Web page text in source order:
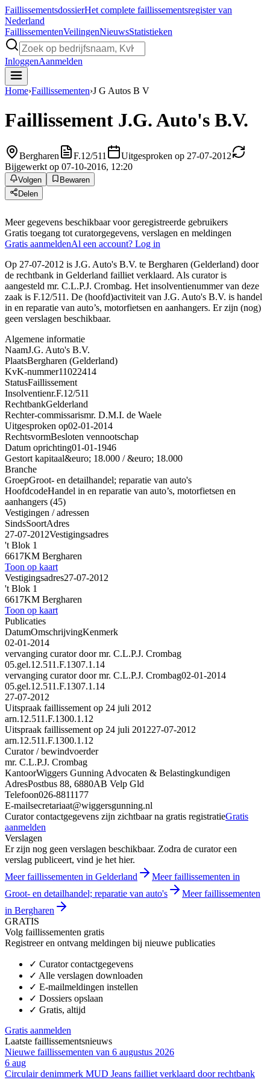
FaillissementsdossierHet complete faillissementsregister van
Nederland
FaillissementenVeilingenNieuwsStatistieken
InloggenAanmelden
Home›Faillissementen›J G Autos B V
Faillissement J.G. Auto's B.V.
Bergharen F.12/511
Uitgesproken op 27-07-2012
Bijgewerkt op 07-10-2016, 12:20
Volgen
Bewaren
Delen
Meer gegevens beschikbaar voor geregistreerde gebruikers
Gratis toegang tot curatorgegevens, verslagen en meldingen
Gratis aanmeldenAl een account? Log in
Op 27-07-2012 is J.G. Auto's B.V. te Bergharen (Gelderland) door
de rechtbank in Gelderland failliet verklaard. Als curator is
aangesteld mr. C.L.P.J. Crombag. Het insolventienummer van deze
zaak is F.12/511. De (hoofd)activiteit van J.G. Auto's B.V. is handel
in en reparatie van auto’s, motorfietsen en aanhangers. Er zijn (nog)
geen verslagen beschikbaar.
Algemene informatie
NaamJ.G. Auto's B.V.
PlaatsBergharen (Gelderland)
KvK-nummer11022414
StatusFaillissement
Insolventienr.F.12/511
RechtbankGelderland
Rechter-commissarismr. D.M.I. de Waele
Uitgesproken op02-01-2014
RechtsvormBesloten vennootschap
Datum oprichting01-01-1946
Gestort kapitaal&euro; 18.000 / &euro; 18.000
Branche
GroepGroot- en detailhandel; reparatie van auto's
HoofdcodeHandel in en reparatie van auto’s, motorfietsen en
aanhangers (45)
Vestigingen / adressen
SindsSoortAdres
27-07-2012Vestigingsadres
't Blok 1
6617KM Bergharen
Toon op kaart
Vestigingsadres27-07-2012
't Blok 1
6617KM Bergharen
Toon op kaart
Publicaties
DatumOmschrijvingKenmerk
02-01-2014
vervanging curator door mr. C.L.P.J. Crombag
05.gel.12.511.F.1307.1.14
vervanging curator door mr. C.L.P.J. Crombag02-01-2014
05.gel.12.511.F.1307.1.14
27-07-2012
Uitspraak faillissement op 24 juli 2012
arn.12.511.F.1300.1.12
Uitspraak faillissement op 24 juli 201227-07-2012
arn.12.511.F.1300.1.12
Curator / bewindvoerder
mr. C.L.P.J. Crombag
KantoorWiggers Gunning Advocaten & Belastingkundigen
AdresPostbus 88, 6880AB Velp Gld
Telefoon026-8811177
E-mailsecretariaat@wiggersgunning.nl
Curator contactgegevens zijn zichtbaar na gratis registratieGratis
aanmelden
Verslagen
Er zijn nog geen verslagen beschikbaar. Zodra de curator een
verslag publiceert, vind je het hier.
Meer faillissementen in Gelderland
Meer faillissementen in
Groot- en detailhandel; reparatie van auto's
Meer faillissementen
in Bergharen
GRATIS
Volg faillissementen gratis
Registreer en ontvang meldingen bij nieuwe publicaties
✓ Curator contactgegevens
✓ Alle verslagen downloaden
✓ E-mailmeldingen instellen
✓ Dossiers opslaan
✓ Gratis, altijd
Gratis aanmelden
Laatste faillissementsnieuws
Nieuwe faillissementen van 6 augustus 2026
6 aug
Circulair denimmerk MUD Jeans failliet verklaard door rechtbank